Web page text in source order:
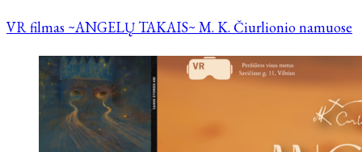
VR filmas ~ANGELŲ TAKAIS~ M. K. Čiurlionio namuose